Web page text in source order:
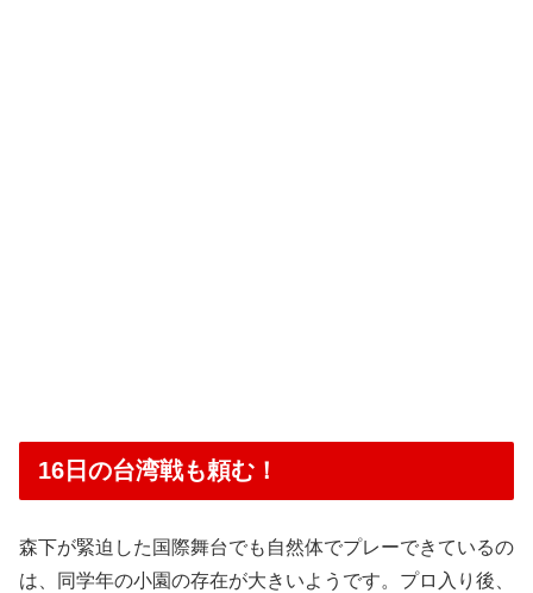
16日の台湾戦も頼む！
森下が緊迫した国際舞台でも自然体でプレーできているの
は、同学年の小園の存在が大きいようです。プロ入り後、